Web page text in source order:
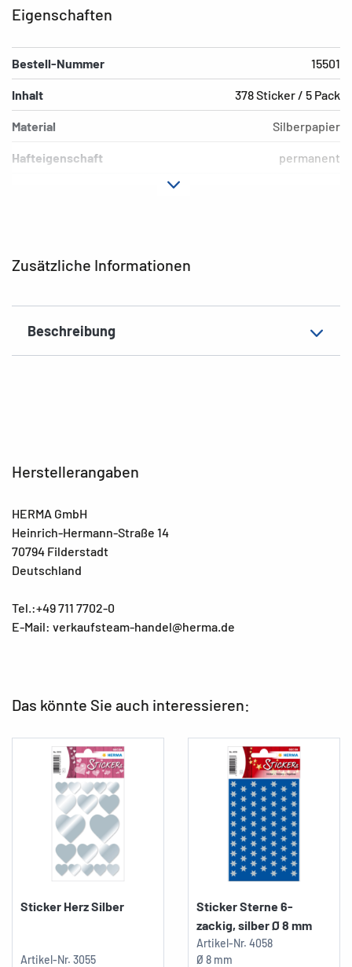
Zusätzliche Informationen
Beschreibung
Eigenschaften
Bestell-Nummer 15501
Inhalt 378 Sticker / 5 Pack
Material Silberpapier
Hafteigenschaft permanent
Herstellerangaben
HERMA GmbH
Heinrich-Hermann-Straße 14
70794 Filderstadt
Deutschland
Tel.:+49 711 7702-0
E-Mail: verkaufsteam-handel@herma.de
Das könnte Sie auch interessieren:
Sticker Herz Silber
Artikel-Nr. 3055
Sticker Sterne 6-
zackig, silber Ø 8 mm
Artikel-Nr. 4058
Ø 8 mm